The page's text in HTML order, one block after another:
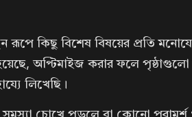
রূপে কিছু বিশেষ বিষয়ের প্রতি
অপ্টিমাইজ করার ফলে
লিখেছি।
চোখে পড়লে বা কোনো পরামর্শ